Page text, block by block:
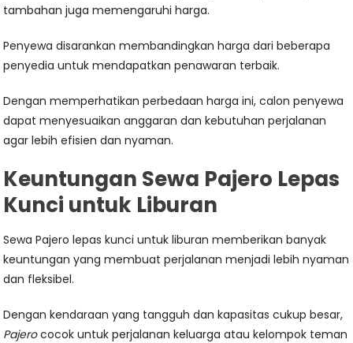
tambahan juga memengaruhi harga.
Penyewa disarankan membandingkan harga dari beberapa
penyedia untuk mendapatkan penawaran terbaik.
Dengan memperhatikan perbedaan harga ini, calon penyewa
dapat menyesuaikan anggaran dan kebutuhan perjalanan
agar lebih efisien dan nyaman.
Keuntungan Sewa Pajero Lepas
Kunci untuk Liburan
Sewa Pajero lepas kunci untuk liburan memberikan banyak
keuntungan yang membuat perjalanan menjadi lebih nyaman
dan fleksibel.
Dengan kendaraan yang tangguh dan kapasitas cukup besar,
Pajerococok untuk perjalanan keluarga atau kelompok teman